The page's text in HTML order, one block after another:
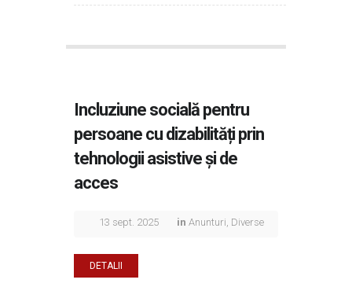
Incluziune socială pentru
persoane cu dizabilități prin
tehnologii asistive și de
acces
13 sept. 2025 in Anunturi, Diverse
DETALII